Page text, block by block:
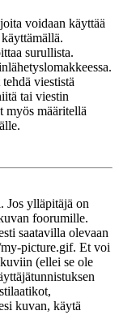
voidaan käyttää
surullista.
viestistä
tai viestin
myös määritellä
Jos ylläpitäjä on
foorumille.
saatavilla olevaan
picture.gif. Et voi
(ellei se ole
kuvan, käytä